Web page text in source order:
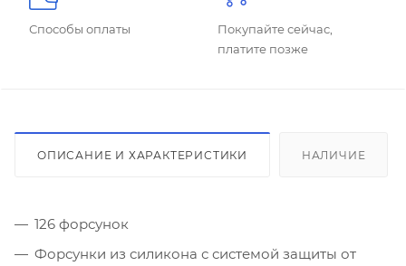
Способы оплаты
Покупайте сейчас,
платите позже
ОПИСАНИЕ И ХАРАКТЕРИСТИКИ НАЛИЧИЕ
126 форсунок
Форсунки из силикона с системой защиты от